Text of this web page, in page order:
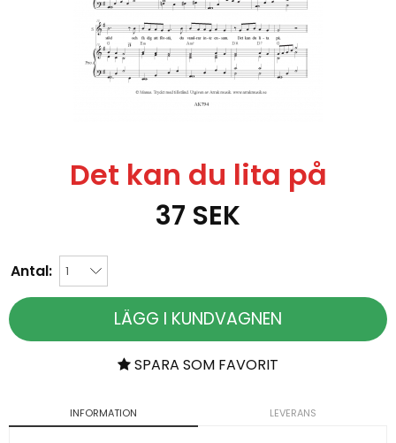
Det kan du lita på
37 SEK
Antal:
LÄGG I KUNDVAGNEN
SPARA SOM FAVORIT
INFORMATION LEVERANS